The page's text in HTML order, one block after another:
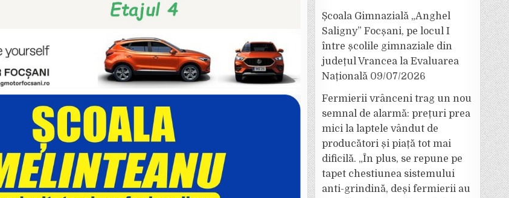
Școala Gimnazială „Anghel
Saligny” Focșani, pe locul I
între școlile gimnaziale din
județul Vrancea la Evaluarea
Națională 09/07/2026
Fermierii vrânceni trag un nou
semnal de alarmă: prețuri prea
mici la laptele vândut de
producători și piață tot mai
dificilă. „În plus, se repune pe
tapet chestiunea sistemului
anti-grindină, deși fermierii au